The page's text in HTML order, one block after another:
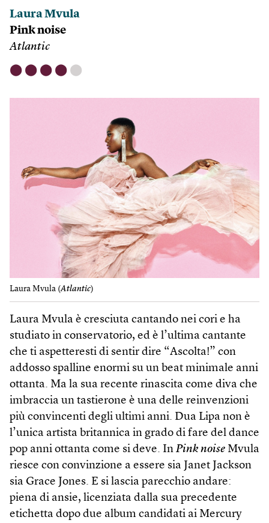
Laura Mvula
Pink noise
Atlantic
⬤ ⬤ ⬤ ⬤ ⬤
Laura Mvula (Atlantic)
Laura Mvula è cresciuta cantando nei cori e ha
studiato in conservatorio, ed è l’ultima cantante
che ti aspetteresti di sentir dire “Ascolta!” con
addosso spalline enormi su un beat minimale anni
ottanta. Ma la sua recente rinascita come diva che
imbraccia un tastierone è una delle reinvenzioni
più convincenti degli ultimi anni. Dua Lipa non è
l’unica artista britannica in grado di fare del dance
pop anni ottanta come si deve. In Pink noise Mvula
riesce con convinzione a essere sia Janet Jackson
sia Grace Jones. E si lascia parecchio andare:
piena di ansie, licenziata dalla sua precedente
etichetta dopo due album candidati ai Mercury